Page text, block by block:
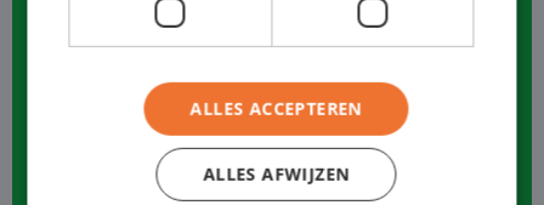
Inklusive Versicherung
Vollständige Reparatur und Wartung
Inklusive Kfz-Steuer
24/7 Ersatztransporte für Pannenhilfe im
In- und Ausland
ALLES ACCEPTEREN
ALLES AFWIJZEN